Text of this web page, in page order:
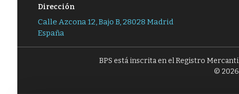
Dirección
Calle Azcona 12, Bajo B, 28028 Madrid
España
BPS está inscrita en el Registro
© 2026